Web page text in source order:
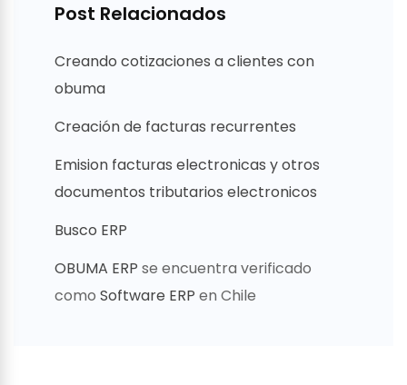
Post Relacionados
Creando cotizaciones a clientes con
obuma
Creación de facturas recurrentes
Emision facturas electronicas y otros
documentos tributarios electronicos
Busco ERP
OBUMA ERP se encuentra verificado
como Software ERP en Chile